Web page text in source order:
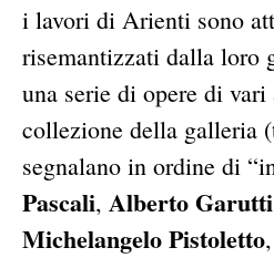
i lavori di Arienti sono
risemantizzati dalla loro
una serie di opere di
collezione della galleria
segnalano in ordine di
Pascali, Alberto Garutti
Michelangelo Pistoletto,